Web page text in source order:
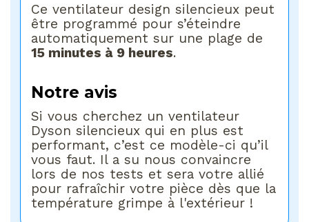
Ce ventilateur design silencieux peut
être programmé pour s’éteindre
automatiquement sur une plage de
15 minutes à 9 heures.
Notre avis
Si vous cherchez un ventilateur
Dyson silencieux qui en plus est
performant, c’est ce modèle-ci qu’il
vous faut. Il a su nous convaincre
lors de nos tests et sera votre allié
pour rafraîchir votre pièce dès que la
température grimpe à l'extérieur !